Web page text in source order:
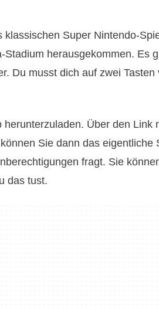
Super Nintendo-
herausgekommen. Es
Du musst dich auf zwei
Über den
Sie dann das
fragt. Sie
das tust.